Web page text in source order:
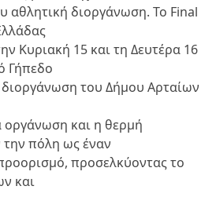
αθλητική διοργάνωση. Το Final
Κυριακή 15 και τη Δευτέρα 16
Γήπεδο
του Δήμου Αρταίων
οργάνωση και η θερμή
την πόλη ως έναν
προσελκύοντας το
και